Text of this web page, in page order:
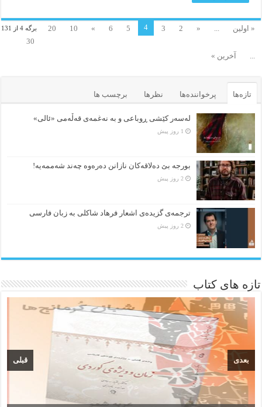
برگه 4 از 131 « اولین ...
«
2
3
4
5
6
»
10
20
30
...
آخرین »
تازه‌ها پرخواننده‌ها نظرها برچسب ها
لەسەر کێشی ڕوباعی و به نەغمەی قەڵەمی «ئالی»
1 روز پیش
بورجە بێ دەلاقەکان نازانن دەرەوە چەند شەممەیە!
2 روز پیش
ترجمه‌ی گزیده‌‌ی اشعار فرهاد شاکلی به زبان فارسی
2 روز پیش
تازه های کتاب
قبلی بعدی